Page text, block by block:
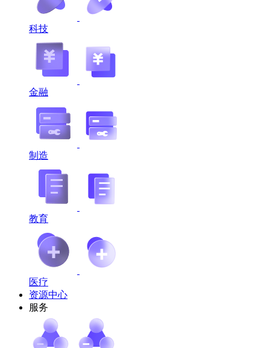
科技
金融
制造
教育
医疗
资源中心
服务